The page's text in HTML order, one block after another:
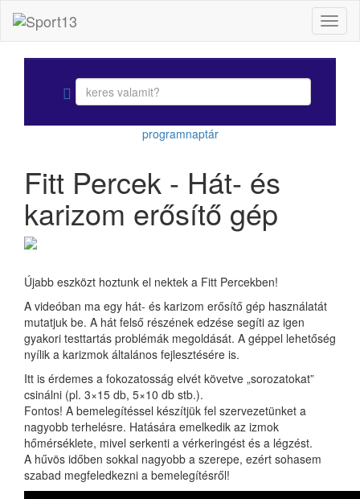
programnaptár
Fitt Percek - Hát- és
karizom erősítő gép
Újabb eszközt hoztunk el nektek a Fitt Percekben!
A videóban ma egy hát- és karizom erősítő gép használatát
mutatjuk be. A hát felső részének edzése segíti az igen
gyakori testtartás problémák megoldását. A géppel lehetőség
nyílik a karizmok általános fejlesztésére is.
Itt is érdemes a fokozatosság elvét követve „sorozatokat”
csinálni (pl. 3×15 db, 5×10 db stb.).
Fontos! A bemelegítéssel készítjük fel szervezetünket a
nagyobb terhelésre. Hatására emelkedik az izmok
hőmérséklete, mivel serkenti a vérkeringést és a légzést.
A hűvös időben sokkal nagyobb a szerepe, ezért sohasem
szabad megfeledkezni a bemelegítésről!